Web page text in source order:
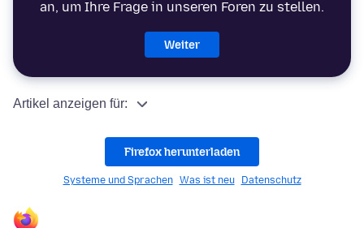
an, um Ihre Frage in unseren Foren zu stellen.
Weiter
Artikel anzeigen für:
Firefox herunterladen
Systeme und Sprachen Was ist neu Datenschutz